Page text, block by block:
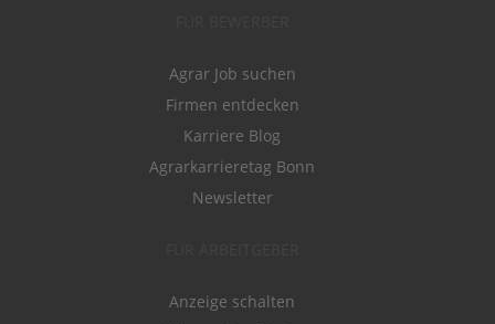
Agrar Job suchen
Firmen entdecken
Karriere Blog
Agrarkarrieretag Bonn
Newsletter
Anzeige schalten